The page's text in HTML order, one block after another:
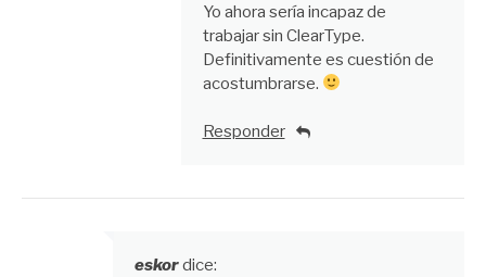
Yo ahora sería incapaz de
trabajar sin ClearType.
Definitivamente es cuestión de
acostumbrarse.
Responder
eskordice: